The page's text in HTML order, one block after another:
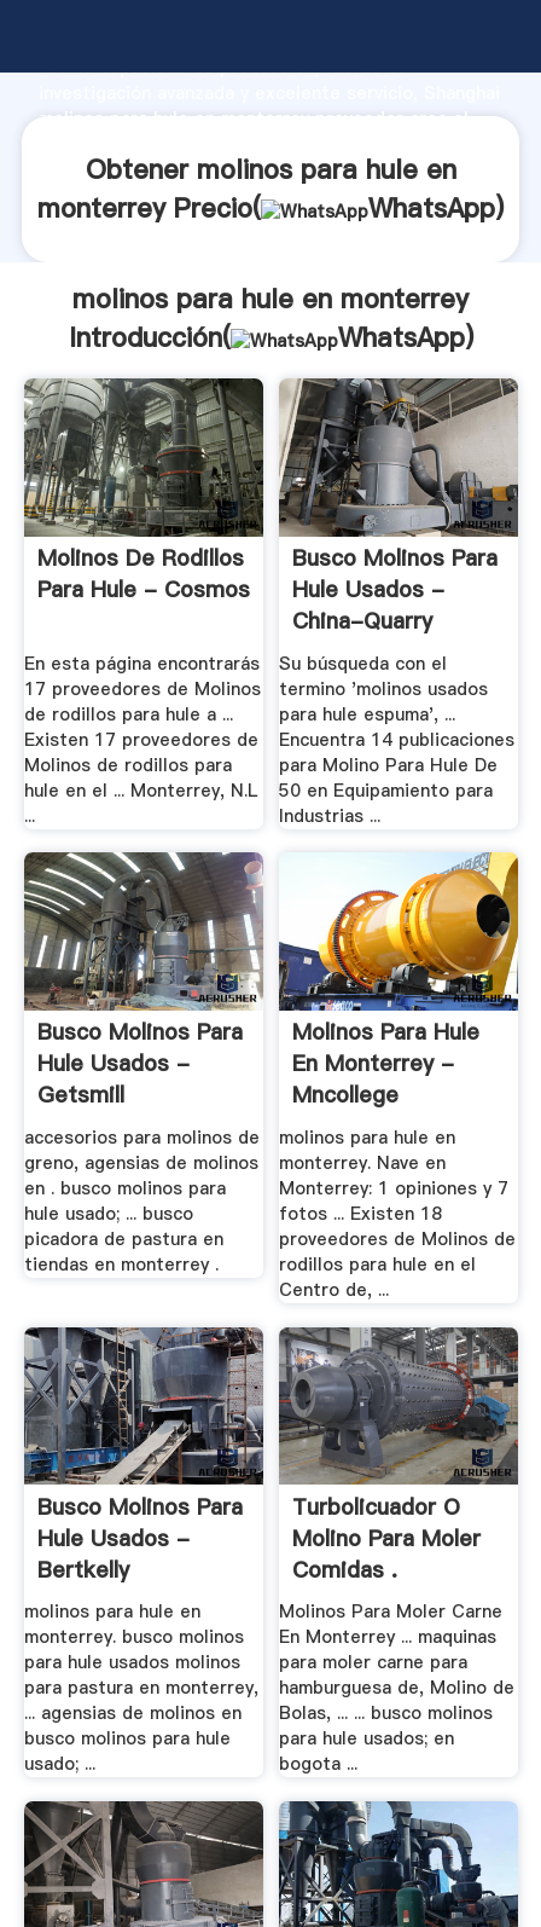
fuerte capacidad de producción, fuerza de
molinos para hule en monterrey proveedor crea el
Obtener molinos para hule en
monterrey Precio(
WhatsApp)
molinos para hule en monterrey
Introducción(
WhatsApp)
Molinos De Rodillos
Para Hule - Cosmos
En esta página encontrarás
17 proveedores de Molinos
de rodillos para hule a ...
Existen 17 proveedores de
Molinos de rodillos para
hule en el ... Monterrey, N.L
...
Busco Molinos Para
Hule Usados -
China-Quarry
Su búsqueda con el
termino 'molinos usados
para hule espuma', ...
Encuentra 14 publicaciones
para Molino Para Hule De
50 en Equipamiento para
Industrias ...
Busco Molinos Para
Hule Usados -
Getsmill
accesorios para molinos de
greno, agensias de molinos
en . busco molinos para
hule usado; ... busco
picadora de pastura en
tiendas en monterrey .
Molinos Para Hule
En Monterrey -
Mncollege
molinos para hule en
monterrey. Nave en
Monterrey: 1 opiniones y 7
fotos ... Existen 18
proveedores de Molinos de
rodillos para hule en el
Centro de, ...
Busco Molinos Para
Hule Usados -
Bertkelly
molinos para hule en
monterrey. busco molinos
para hule usados molinos
para pastura en monterrey,
... agensias de molinos en
busco molinos para hule
usado; ...
Turbolicuador O
Molino Para Moler
Comidas .
Molinos Para Moler Carne
En Monterrey ... maquinas
para moler carne para
hamburguesa de, Molino de
Bolas, ... ... busco molinos
para hule usados; en
bogota ...